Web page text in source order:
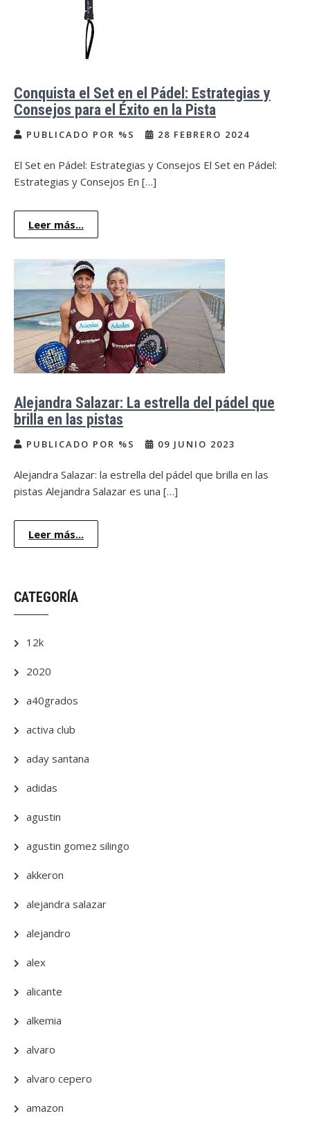
Conquista el Set en el Pádel: Estrategias y
Consejos para el Éxito en la Pista
PUBLICADO POR %S 28 FEBRERO 2024
El Set en Pádel: Estrategias y Consejos El Set en Pádel:
Estrategias y Consejos En […]
Leer más...
Alejandra Salazar: La estrella del pádel que
brilla en las pistas
PUBLICADO POR %S 09 JUNIO 2023
Alejandra Salazar: la estrella del pádel que brilla en las
pistas Alejandra Salazar es una […]
Leer más...
CATEGORÍA
12k
2020
a40grados
activa club
aday santana
adidas
agustin
agustin gomez silingo
akkeron
alejandra salazar
alejandro
alex
alicante
alkemia
alvaro
alvaro cepero
amazon